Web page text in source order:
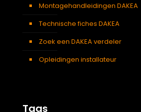
Montagehandleidingen DAKEA
Technische fiches DAKEA
Zoek een DAKEA verdeler
Opleidingen installateur
Tags